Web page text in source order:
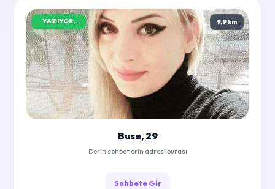
YAZIYOR... 9,9 km
Buse, 29
Derin sohbetlerin adresi burası
Sohbete Gir